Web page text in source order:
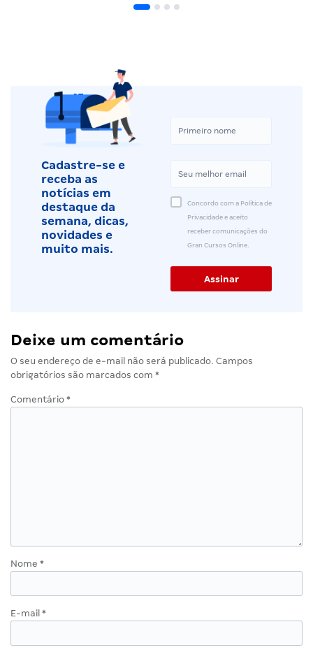
Cadastre-se e
receba as
notícias em
destaque da
semana, dicas,
novidades e
muito mais.
Concordo com a Política de
Privacidade e aceito
receber comunicações do
Gran Cursos Online.
Deixe um comentário
O seu endereço de e-mail não será publicado. Campos
obrigatórios são marcados com *
Comentário *
Nome *
E-mail *